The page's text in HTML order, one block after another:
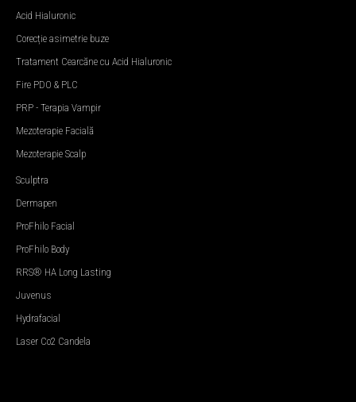
Sculptra
Dermapen
ProFhilo Facial
ProFhilo Body
RRS® HA Long Lasting
Juvenus
Hydrafacial
Laser Co2 Candela
Acid Hialuronic
Corecție asimetrie buze
Tratament Cearcăne cu Acid Hialuronic
Fire PDO & PLC
PRP - Terapia Vampir
Mezoterapie Facială
Mezoterapie Scalp